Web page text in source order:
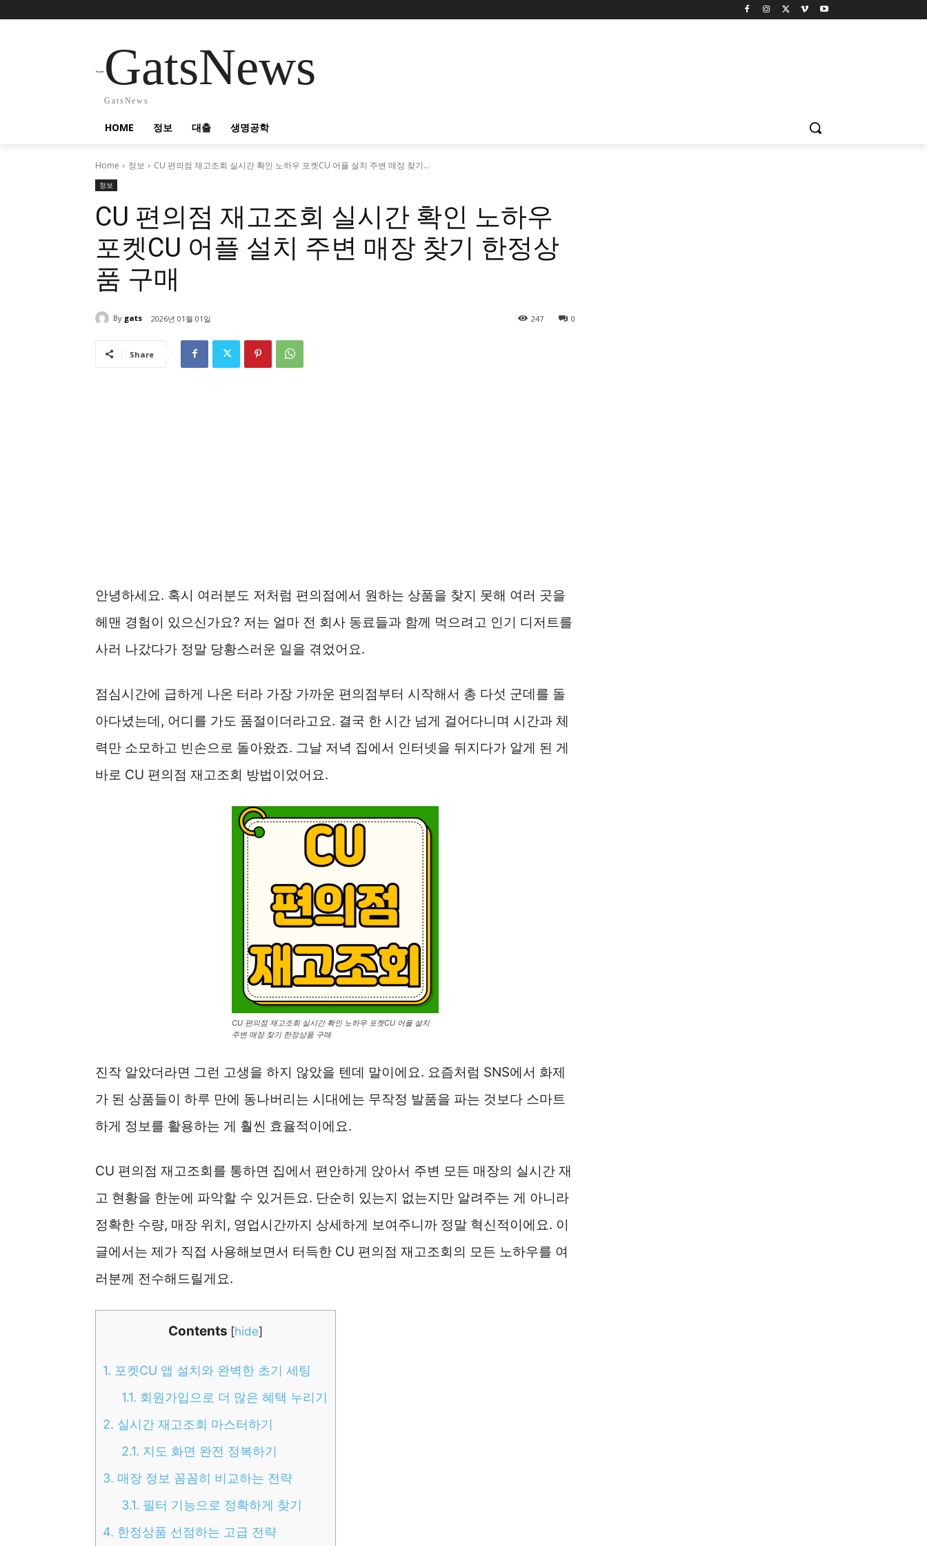
GatsNews
GatsNews
HOME 정보 대출 생명공학
Home 정보 CU 편의점 재고조회 실시간 확인 노하우 포켓CU 어플 설치 주변 매장 찾기...
정보
CU 편의점 재고조회 실시간 확인 노하우
포켓CU 어플 설치 주변 매장 찾기 한정상
품 구매
By gats 2026년 01월 01일 0
247
Share
안녕하세요. 혹시 여러분도 저처럼 편의점에서 원하는 상품을 찾지 못해 여러 곳을
헤맨 경험이 있으신가요? 저는 얼마 전 회사 동료들과 함께 먹으려고 인기 디저트를
사러 나갔다가 정말 당황스러운 일을 겪었어요.
점심시간에 급하게 나온 터라 가장 가까운 편의점부터 시작해서 총 다섯 군데를 돌
아다녔는데, 어디를 가도 품절이더라고요. 결국 한 시간 넘게 걸어다니며 시간과 체
력만 소모하고 빈손으로 돌아왔죠. 그날 저녁 집에서 인터넷을 뒤지다가 알게 된 게
바로 CU 편의점 재고조회 방법이었어요.
CU 편의점 재고조회 실시간 확인 노하우 포켓CU 어플 설치
주변 매장 찾기 한정상품 구매
진작 알았더라면 그런 고생을 하지 않았을 텐데 말이에요. 요즘처럼 SNS에서 화제
가 된 상품들이 하루 만에 동나버리는 시대에는 무작정 발품을 파는 것보다 스마트
하게 정보를 활용하는 게 훨씬 효율적이에요.
CU 편의점 재고조회를 통하면 집에서 편안하게 앉아서 주변 모든 매장의 실시간 재
고 현황을 한눈에 파악할 수 있거든요. 단순히 있는지 없는지만 알려주는 게 아니라
정확한 수량, 매장 위치, 영업시간까지 상세하게 보여주니까 정말 혁신적이에요. 이
글에서는 제가 직접 사용해보면서 터득한 CU 편의점 재고조회의 모든 노하우를 여
러분께 전수해드릴게요.
Contents [hide]
1. 포켓CU 앱 설치와 완벽한 초기 세팅
1.1. 회원가입으로 더 많은 혜택 누리기
2. 실시간 재고조회 마스터하기
2.1. 지도 화면 완전 정복하기
3. 매장 정보 꼼꼼히 비교하는 전략
3.1. 필터 기능으로 정확하게 찾기
4. 한정상품 선점하는 고급 전략